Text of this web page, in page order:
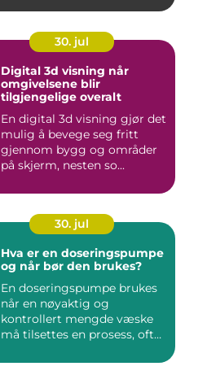
30. jul
Digital 3d visning når
omgivelsene blir
tilgjengelige overalt
En digital 3d visning gjør det
mulig å bevege seg fritt
gjennom bygg og områder
på skjerm, nesten so...
30. jul
Hva er en doseringspumpe
og når bør den brukes?
En doseringspumpe brukes
når en nøyaktig og
kontrollert mengde væske
må tilsettes en prosess, ofte